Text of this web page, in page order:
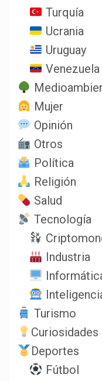
Turquía
Ucrania
Uruguay
Venezuela
Mujer
Opinión
Otros
Política
Religión
Salud
Tecnología
Industria
Turismo
Curiosidades
Deportes
Fútbol